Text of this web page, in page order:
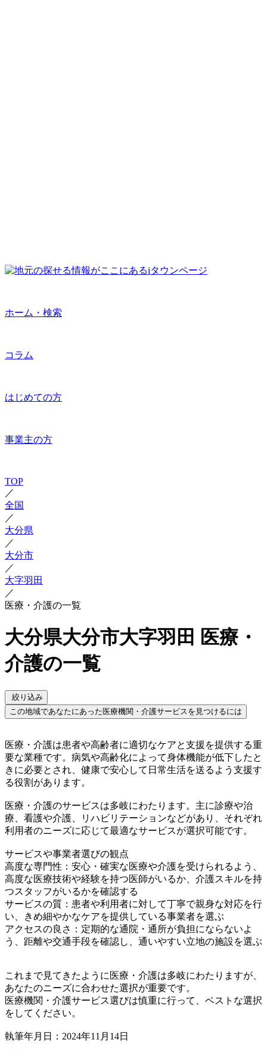
ホーム・検索
コラム
はじめての方
事業主の方
TOP
／
全国
／
大分県
／
大分市
／
大字羽田
／
医療・介護の一覧
大分県大分市大字羽田 医療・
介護の一覧
絞り込み
この地域であなたにあった医療機関・介護サービスを見つけるには
医療・介護は患者や高齢者に適切なケアと支援を提供する重
要な業種です。病気や高齢化によって身体機能が低下したと
きに必要とされ、健康で安心して日常生活を送るよう支援す
る役割があります。
医療・介護のサービスは多岐にわたります。主に診療や治
療、看護や介護、リハビリテーションなどがあり、それぞれ
利用者のニーズに応じて最適なサービスが選択可能です。
サービスや事業者選びの観点
高度な専門性：安心・確実な医療や介護を受けられるよう、
高度な医療技術や経験を持つ医師がいるか、介護スキルを持
つスタッフがいるかを確認する
サービスの質：患者や利用者に対して丁寧で親身な対応を行
い、きめ細やかなケアを提供している事業者を選ぶ
アクセスの良さ：定期的な通院・通所が負担にならないよ
う、距離や交通手段を確認し、通いやすい立地の施設を選ぶ
これまで見てきたように医療・介護は多岐にわたりますが、
あなたのニーズに合わせた選択が重要です。
医療機関・介護サービス選びは慎重に行って、ベストな選択
をしてください。
執筆年月日：2024年11月14日